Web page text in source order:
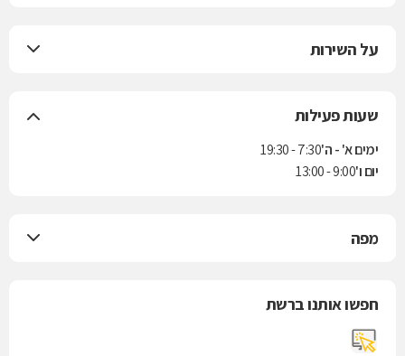
על השירות
שעות פעילות
ימים א' - ה'7:30 - 19:30
יום ו'9:00 - 13:00
מפה
חפשו אותנו ברשת